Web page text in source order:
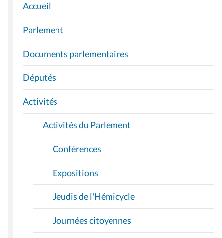
N
A
V
I
G
A
T
I
O
Accueil
Parlement
Documents parlementaires
Députés
Activités
Activités du Parlement
Conférences
Expositions
Jeudis de l'Hémicycle
Journées citoyennes